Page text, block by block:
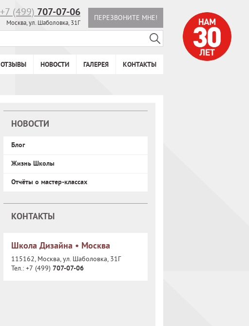
ПЕРЕЗВОНИТЕ МНЕ!
+7 (499) 707-07-06
Москва, ул. Шаболовка, 31Г
ОТЗЫВЫ НОВОСТИ ГАЛЕРЕЯ КОНТАКТЫ
НОВОСТИ
Блог
Жизнь Школы
Отчёты о мастер-классах
КОНТАКТЫ
Школа Дизайна • Москва
115162, Москва, ул. Шаболовка, 31Г
Тел.: +7 (499) 707-07-06